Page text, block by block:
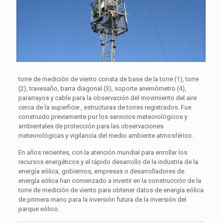
torre de medición de viento consta de base de la torre (1), torre
(2), travesaño, barra diagonal (3), soporte anemómetro (4),
pararrayos y cable para la observación del movimiento del aire
cerca de la superficie , estructuras de torres registrados. Fue
construido previamente por los servicios meteorológicos y
ambientales de protección para las observaciones
meteorológicas y vigilancia del medio ambiente atmosférico.
En años recientes, con la atención mundial para enrollar los
recursos energéticos y el rápido desarrollo de la industria de la
energía eólica, gobiernos, empresas o desarrolladores de
energía eólica han comenzado a invertir en la construcción de la
torre de medición de viento para obtener datos de energía eólica
de primera mano para la inversión futura de la inversión del
parque eólico.